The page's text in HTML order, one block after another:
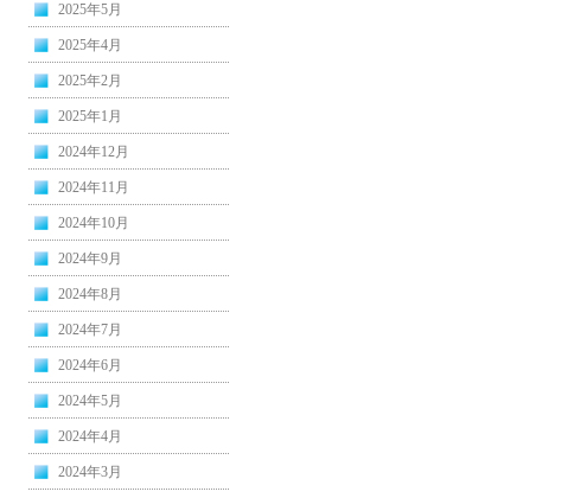
2025年5月
2025年4月
2025年2月
2025年1月
2024年12月
2024年11月
2024年10月
2024年9月
2024年8月
2024年7月
2024年6月
2024年5月
2024年4月
2024年3月